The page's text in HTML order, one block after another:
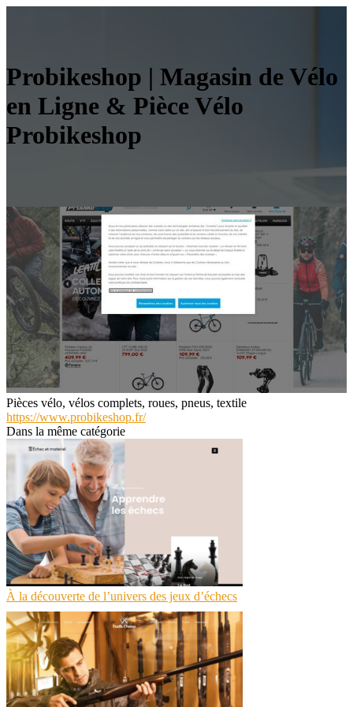
Probikeshop | Magasin de Vélo
en Ligne & Pièce Vélo
Probikeshop
Pièces vélo, vélos complets, roues, pneus, textile
https://www.probikeshop.fr/
Dans la même catégorie
À la découverte de l’univers des jeux d’échecs